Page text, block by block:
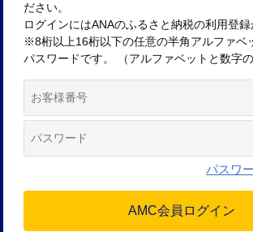
ださい。
ログインにはANAのふるさと納税の利用登録
※8桁以上16桁以下の任意の半角アルファベ
パスワードです。 （アルファベットと数字の
パスワ